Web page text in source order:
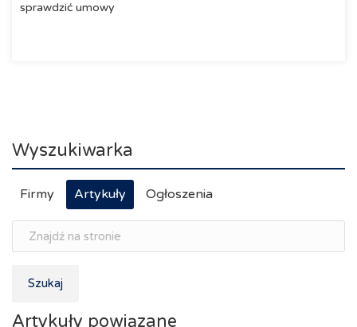
sprawdzić umowy
Wyszukiwarka
Firmy Artykuły Ogłoszenia
Szukaj
Artykuły powiązane